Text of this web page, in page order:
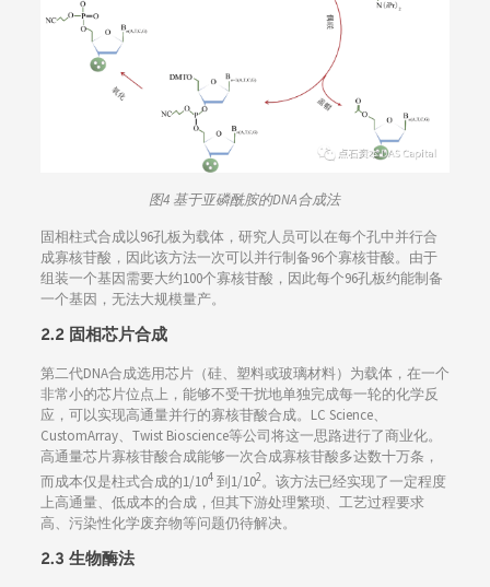
图4 基于亚磷酰胺的DNA合成法
固相柱式合成以96孔板为载体，研究人员可以在每个孔中并行合
成寡核苷酸，因此该方法一次可以并行制备96个寡核苷酸。由于
组装一个基因需要大约100个寡核苷酸，因此每个96孔板约能制备
一个基因，无法大规模量产。
2.2 固相芯片合成
第二代DNA合成选用芯片（硅、塑料或玻璃材料）为载体，在一个
非常小的芯片位点上，能够不受干扰地单独完成每一轮的化学反
应，可以实现高通量并行的寡核苷酸合成。LC Science、
CustomArray、Twist Bioscience等公司将这一思路进行了商业化。
高通量芯片寡核苷酸合成能够一次合成寡核苷酸多达数十万条，
而成本仅是柱式合成的1/104到1/102。该方法已经实现了一定程度
上高通量、低成本的合成，但其下游处理繁琐、工艺过程要求
高、污染性化学废弃物等问题仍待解决。
2.3 生物酶法